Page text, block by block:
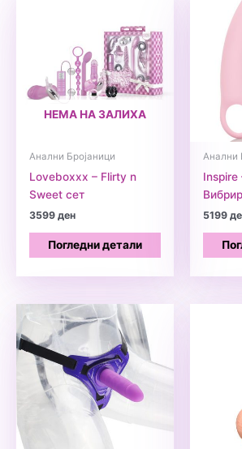
НЕМА НА ЗАЛИХА
Анални Бројаници
Loveboxxx – Flirty n
Sweet сет
3599ден
Погледни детали
Анални
Inspire
5199